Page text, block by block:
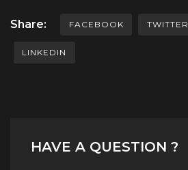
Share: FACEBOOK TWITTER
LINKEDIN
HAVE A QUESTION ?